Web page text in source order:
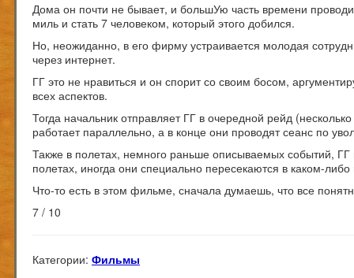
Дома он почти не бывает, и большУю часть времени
миль и стать 7 человеком, который этого добился.
Но, неожиданно, в его фирму устраивается молодая
через интернет.
ГГ это не нравиться и он спорит со своим босом,
всех аспектов.
Тогда начальник отправляет ГГ в очередной рейд
работает параллельно, а в конце они проводят сеанс по
Также в полетах, немного раньше описываемых событий, ГГ
полетах, иногда они специально пересекаются в каком-
Что-то есть в этом фильме, сначала думаешь, что все
7 / 10
Категории: Фильмы